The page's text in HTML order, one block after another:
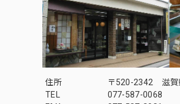
住所
〒520-2342 滋賀
TEL
077-587-0068